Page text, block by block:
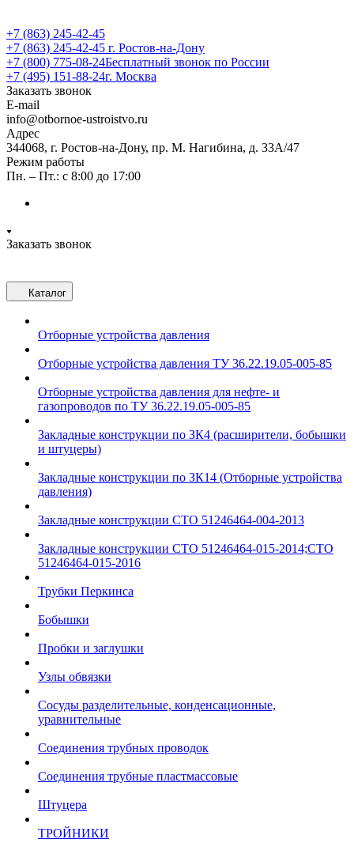
+7 (863) 245-42-45
+7 (863) 245-42-45 г. Ростов-на-Дону
+7 (800) 775-08-24Бесплатный звонок по России
+7 (495) 151-88-24г. Москва
Заказать звонок
E-mail
info@otbornoe-ustroistvo.ru
Адрес
344068, г. Ростов-на-Дону, пр. М. Нагибина, д. 33А/47
Режим работы
Пн. – Пт.: с 8:00 до 17:00
Заказать звонок
Каталог
Отборные устройства давления
Отборные устройства давления ТУ 36.22.19.05-005-85
Отборные устройства давления для нефте- и
газопроводов по ТУ 36.22.19.05-005-85
Закладные конструкции по ЗК4 (расширители, бобышки
и штуцеры)
Закладные конструкции по ЗК14 (Отборные устройства
давления)
Закладные конструкции СТО 51246464-004-2013
Закладные конструкции СТО 51246464-015-2014;СТО
51246464-015-2016
Трубки Перкинса
Бобышки
Пробки и заглушки
Узлы обвязки
Сосуды разделительные, конденсационные,
уравнительные
Соединения трубных проводок
Соединения трубные пластмассовые
Штуцера
ТРОЙНИКИ